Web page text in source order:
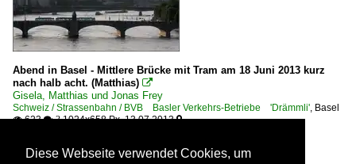
Abend in Basel - Mittlere Brücke mit Tram am 18 Juni 2013 kurz
nach halb acht. (Matthias) 
Gisela, Matthias und Jonas Frey
Schweiz / Strassenbahn / BVB Basler Verkehrs-Betriebe 'Drämmli' Basel
623 31024x658 Px, 13.07.2013
Diese Webseite verwendet Cookies, um